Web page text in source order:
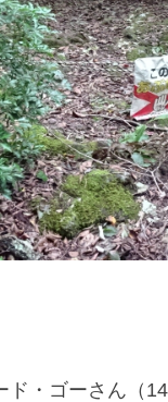
・ゴーさん（